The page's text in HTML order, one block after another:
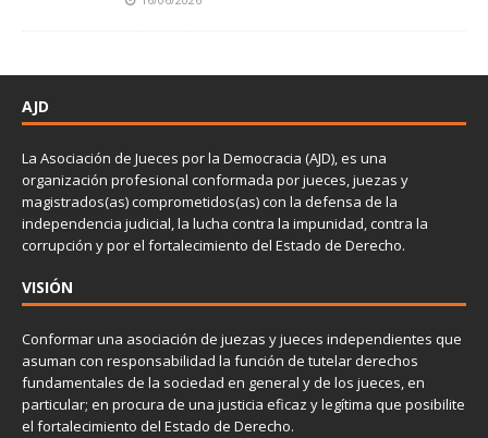
AJD
La Asociación de Jueces por la Democracia (AJD), es una
organización profesional conformada por jueces, juezas y
magistrados(as) comprometidos(as) con la defensa de la
independencia judicial, la lucha contra la impunidad, contra la
corrupción y por el fortalecimiento del Estado de Derecho.
VISIÓN
Conformar una asociación de juezas y jueces independientes que
asuman con responsabilidad la función de tutelar derechos
fundamentales de la sociedad en general y de los jueces, en
particular; en procura de una justicia eficaz y legítima que posibilite
el fortalecimiento del Estado de Derecho.